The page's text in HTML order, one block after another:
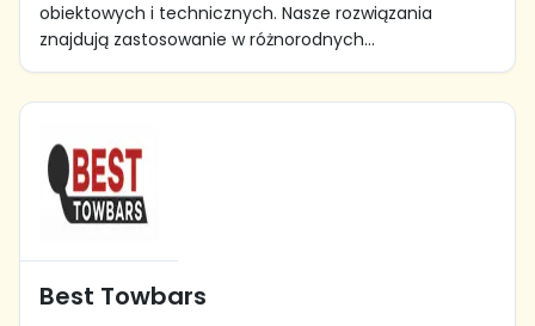
obiektowych i technicznych. Nasze rozwiązania
znajdują zastosowanie w różnorodnych...
Best Towbars